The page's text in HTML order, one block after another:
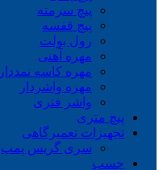
پیچ سرمته
پیچ قفسه
رول بولت
مهره آهنی
مهره کاسه نمددار
مهره واشردار
واشر فنری
پیچ متری
تجهیزات تعمیرگاهی
سری گریس پمپ
چسب